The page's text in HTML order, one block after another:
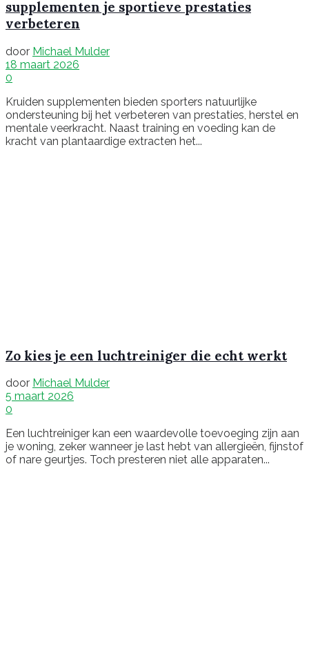
supplementen je sportieve prestaties
verbeteren
door Michael Mulder
18 maart 2026
0
Kruiden supplementen bieden sporters natuurlijke
ondersteuning bij het verbeteren van prestaties, herstel en
mentale veerkracht. Naast training en voeding kan de
kracht van plantaardige extracten het...
Zo kies je een luchtreiniger die echt werkt
door Michael Mulder
5 maart 2026
0
Een luchtreiniger kan een waardevolle toevoeging zijn aan
je woning, zeker wanneer je last hebt van allergieën, fijnstof
of nare geurtjes. Toch presteren niet alle apparaten...